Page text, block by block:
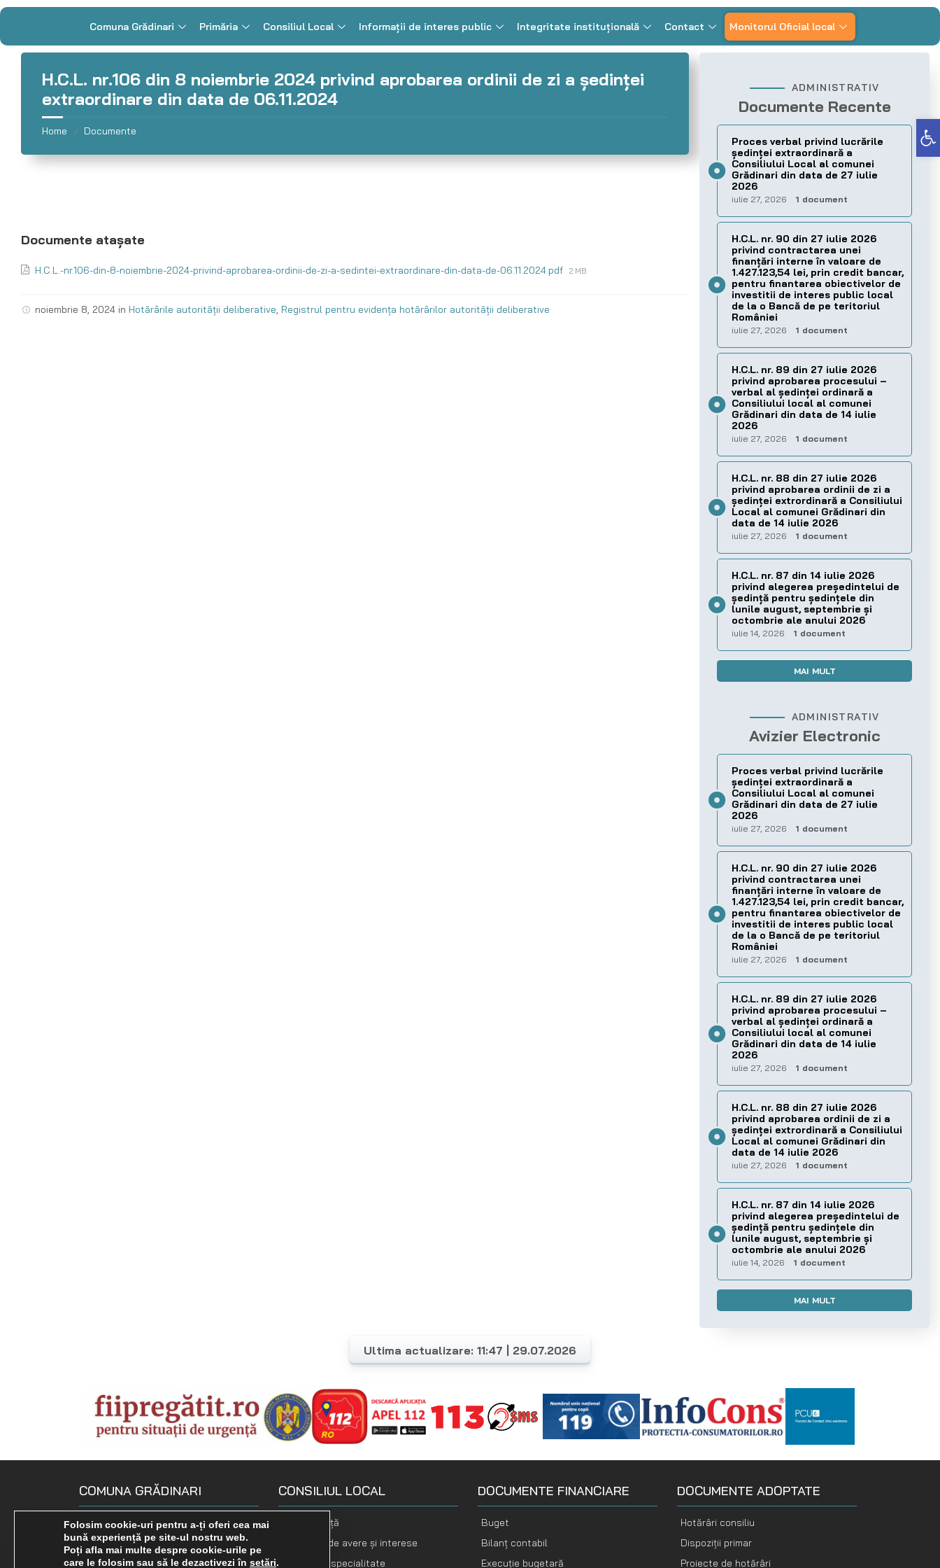
Deschide bara de unelte
Comuna Grădinari Primăria Consiliul Local Informații de interes public Integritate instituțională Contact Monitorul Oficial local
H.C.L. nr.106 din 8 noiembrie 2024 privind aprobarea ordinii de zi a şedinţei
extraordinare din data de 06.11.2024
Home / Documente
H.C.L.-nr.106-din-8-noiembrie-2024-privind-aprobarea-ordinii-de-zi-a-sedintei-extraordinare-din-data-de-06.11.2024.pdf 2 MB
noiembrie 8, 2024 in Hotărârile autorității deliberative, Registrul pentru evidența hotărârilor autorității deliberative
ADMINISTRATIV
Documente Recente
Proces verbal privind lucrările
ședinței extraordinară a
Consiliului Local al comunei
Grădinari din data de 27 iulie
2026
iulie 27, 2026 1 document
H.C.L. nr. 90 din 27 iulie 2026
privind contractarea unei
finanțări interne în valoare de
1.427.123,54 lei, prin credit bancar,
pentru finantarea obiectivelor de
investitii de interes public local
de la o Bancă de pe teritoriul
României
iulie 27, 2026 1 document
H.C.L. nr. 89 din 27 iulie 2026
privind aprobarea procesului –
verbal al şedinţei ordinară a
Consiliului local al comunei
Grădinari din data de 14 iulie
2026
iulie 27, 2026 1 document
H.C.L. nr. 88 din 27 iulie 2026
privind aprobarea ordinii de zi a
şedinţei extrordinară a Consiliului
Local al comunei Grădinari din
data de 14 iulie 2026
iulie 27, 2026 1 document
H.C.L. nr. 87 din 14 iulie 2026
privind alegerea preşedintelui de
şedinţă pentru ședințele din
lunile august, septembrie și
octombrie ale anului 2026
iulie 14, 2026 1 document
MAI MULT
ADMINISTRATIV
Avizier Electronic
Proces verbal privind lucrările
ședinței extraordinară a
Consiliului Local al comunei
Grădinari din data de 27 iulie
2026
iulie 27, 2026 1 document
H.C.L. nr. 90 din 27 iulie 2026
privind contractarea unei
finanțări interne în valoare de
1.427.123,54 lei, prin credit bancar,
pentru finantarea obiectivelor de
investitii de interes public local
de la o Bancă de pe teritoriul
României
iulie 27, 2026 1 document
H.C.L. nr. 89 din 27 iulie 2026
privind aprobarea procesului –
verbal al şedinţei ordinară a
Consiliului local al comunei
Grădinari din data de 14 iulie
2026
iulie 27, 2026 1 document
H.C.L. nr. 88 din 27 iulie 2026
privind aprobarea ordinii de zi a
şedinţei extrordinară a Consiliului
Local al comunei Grădinari din
data de 14 iulie 2026
iulie 27, 2026 1 document
H.C.L. nr. 87 din 14 iulie 2026
privind alegerea preşedintelui de
şedinţă pentru ședințele din
lunile august, septembrie și
octombrie ale anului 2026
iulie 14, 2026 1 document
MAI MULT
Ultima actualizare: 11:47 | 29.07.2026
COMUNA GRĂDINARI
Loc. Gradinari, str. Principala, Nr.
190
0255 575 722
CONSILIUL LOCAL
Componență
Declarații de avere și interese
Comisii de specialitate
DOCUMENTE FINANCIARE
Buget
Bilanț contabil
Execuție bugetară
DOCUMENTE ADOPTATE
Hotărâri consiliu
Dispoziții primar
Proiecte de hotărâri
Folosim cookie-uri pentru a-ți oferi cea mai
bună experiență pe site-ul nostru web.
Poți afla mai multe despre cookie-urile pe
care le folosim sau să le dezactivezi în setări.